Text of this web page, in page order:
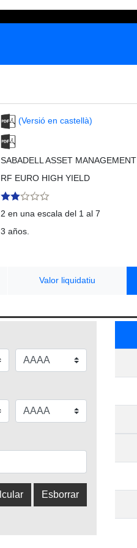
(Versió en castellà)
SABADELL ASSET MANAGEMENT
RF EURO HIGH YIELD
2 en una escala del 1 al 7
3 años.
Valor liquidatiu